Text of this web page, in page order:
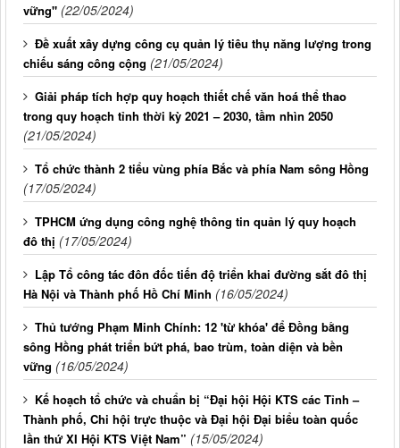
vững" (22/05/2024)
Đề xuất xây dựng công cụ quản lý tiêu thụ năng lượng trong
chiếu sáng công cộng (21/05/2024)
Giải pháp tích hợp quy hoạch thiết chế văn hoá thể thao
trong quy hoạch tỉnh thời kỳ 2021 – 2030, tầm nhìn 2050
(21/05/2024)
Tổ chức thành 2 tiểu vùng phía Bắc và phía Nam sông Hồng
(17/05/2024)
TPHCM ứng dụng công nghệ thông tin quản lý quy hoạch
đô thị (17/05/2024)
Lập Tổ công tác đôn đốc tiến độ triển khai đường sắt đô thị
Hà Nội và Thành phố Hồ Chí Minh (16/05/2024)
Thủ tướng Phạm Minh Chính: 12 'từ khóa' để Đồng bằng
sông Hồng phát triển bứt phá, bao trùm, toàn diện và bền
vững (16/05/2024)
Kế hoạch tổ chức và chuẩn bị “Đại hội Hội KTS các Tỉnh –
Thành phố, Chi hội trực thuộc và Đại hội Đại biểu toàn quốc
lần thứ XI Hội KTS Việt Nam” (15/05/2024)